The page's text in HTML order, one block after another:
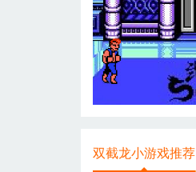
双截龙小游戏推荐